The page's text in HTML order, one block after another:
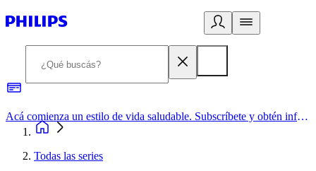
Acá comienza un estilo de vida saludable. Subscríbete y obtén información de primera mano
Todas las series